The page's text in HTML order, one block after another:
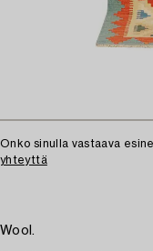
Onko sinulla vastaava
yhteyttä
Wool.